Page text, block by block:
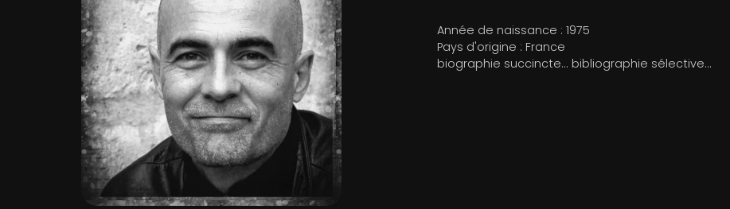
Année de naissance : 1975
Pays d'origine : France
biographie succincte... bibliographie sélective...